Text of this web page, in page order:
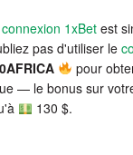
connexion 1xBet est
pas d'utiliser le
pour
— le bonus sur
130 $.